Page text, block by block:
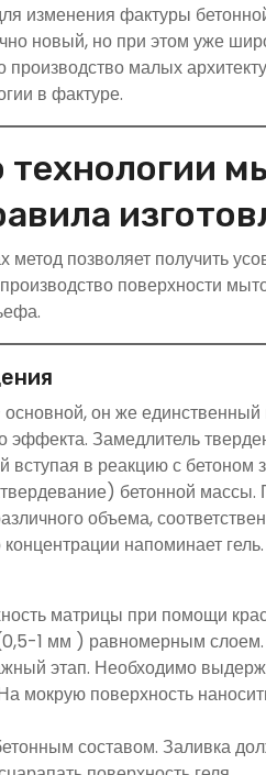
изменения фактуры
новый, но при этом уже
малых
в фактуре.
технологии
метод позволяет получить
поверхности
он же
эффекта. Замедлитель
вступая в реакцию с бетоном
бетонной массы.
объема,
напоминает
матрицы при помощи
1 мм ) равномерным слоем.
этап. Необходимо
мокрую поверхность
составом. Заливка